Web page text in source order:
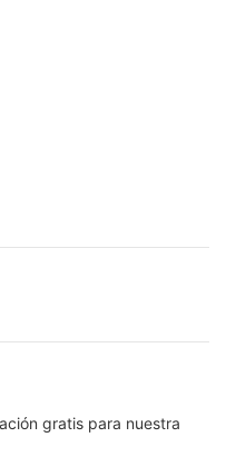
gratis para nuestra